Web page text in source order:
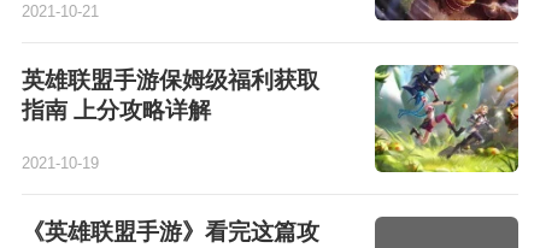
2021-10-21
英雄联盟手游保姆级福利获取
指南 上分攻略详解
2021-10-19
《英雄联盟手游》看完这篇攻